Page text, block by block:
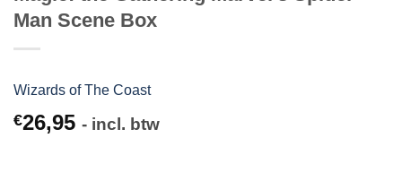
Man Scene Box
Wizards of The Coast
€26,95 - incl. btw